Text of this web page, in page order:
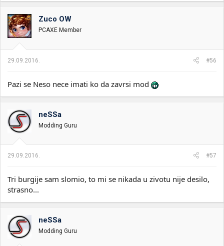
Zuco OW
PCAXE Member
29.09.2016. #56
Pazi se Neso nece imati ko da zavrsi mod
neSSa
Modding Guru
29.09.2016. #57
Tri burgije sam slomio, to mi se nikada u zivotu nije desilo,
strasno...
neSSa
Modding Guru